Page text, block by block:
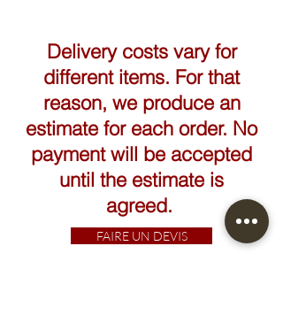
Delivery costs vary for
different items. For that
reason, we produce an
estimate for each order. No
payment will be accepted
until the estimate is
agreed.
FAIRE UN DEVIS